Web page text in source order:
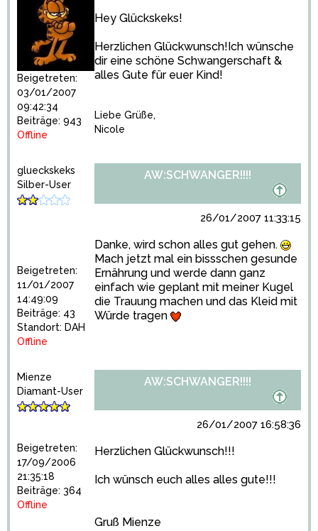
Beigetreten:
03/01/2007
09:42:34
Beiträge: 943
Offline
Hey Glückskeks!
Herzlichen Glückwunsch!Ich wünsche
dir eine schöne Schwangerschaft &
alles Gute für euer Kind!
Liebe Grüße,
Nicole
glueckskeks
Silber-User
Beigetreten:
11/01/2007
14:49:09
Beiträge: 43
Standort: DAH
Offline
AW:SCHWANGER!!!!
26/01/2007 11:33:15
Danke, wird schon alles gut gehen.
Mach jetzt mal ein bissschen gesunde
Ernährung und werde dann ganz
einfach wie geplant mit meiner Kugel
die Trauung machen und das Kleid mit
Würde tragen
Mienze
Diamant-User
Beigetreten:
17/09/2006
21:35:18
Beiträge: 364
Offline
AW:SCHWANGER!!!!
26/01/2007 16:58:36
Herzlichen Glückwunsch!!!
Ich wünsch euch alles alles gute!!!
Gruß Mienze